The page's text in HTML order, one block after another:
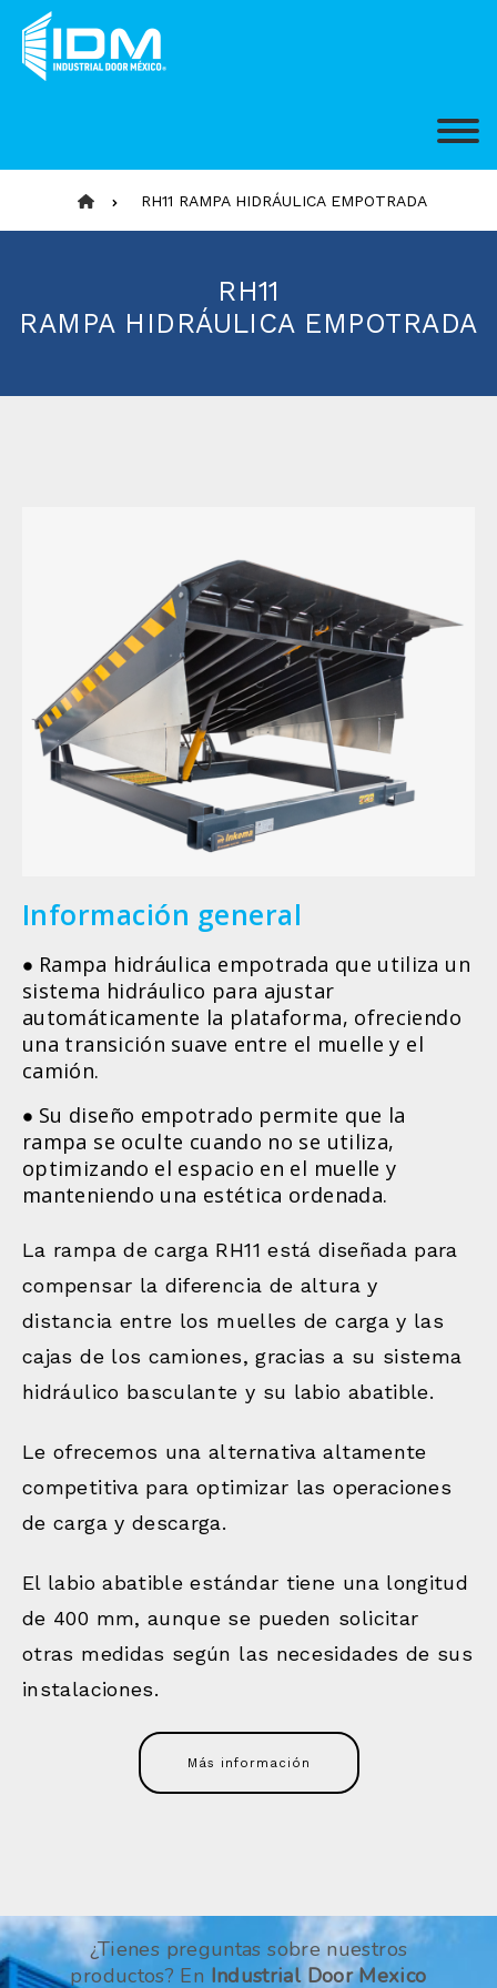
RH11 RAMPA HIDRÁULICA EMPOTRADA
RH11
RAMPA HIDRÁULICA EMPOTRADA
Información general
Rampa hidráulica empotrada que utiliza un
sistema hidráulico para ajustar
automáticamente la plataforma, ofreciendo
una transición suave entre el muelle y el
camión.
Su diseño empotrado permite que la
rampa se oculte cuando no se utiliza,
optimizando el espacio en el muelle y
manteniendo una estética ordenada.
La rampa de carga RH11 está diseñada para
compensar la diferencia de altura y
distancia entre los muelles de carga y las
cajas de los camiones, gracias a su sistema
hidráulico basculante y su labio abatible.
Le ofrecemos una alternativa altamente
competitiva para optimizar las operaciones
de carga y descarga.
El labio abatible estándar tiene una longitud
de 400 mm, aunque se pueden solicitar
otras medidas según las necesidades de sus
instalaciones.
Más información
¿Tienes preguntas sobre nuestros
productos? En Industrial Door Mexico